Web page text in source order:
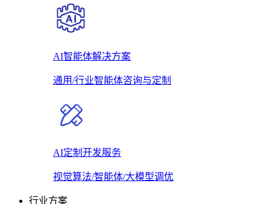
AI智能体解决方案
通用/行业智能体咨询与定制
AI定制开发服务
视觉算法/智能体/大模型调优
行业方案